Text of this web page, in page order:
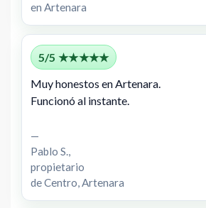
en Artenara
5/5 ★★★★★
Muy honestos en Artenara.
Funcionó al instante.
—
Pablo S.,
propietario
de Centro, Artenara